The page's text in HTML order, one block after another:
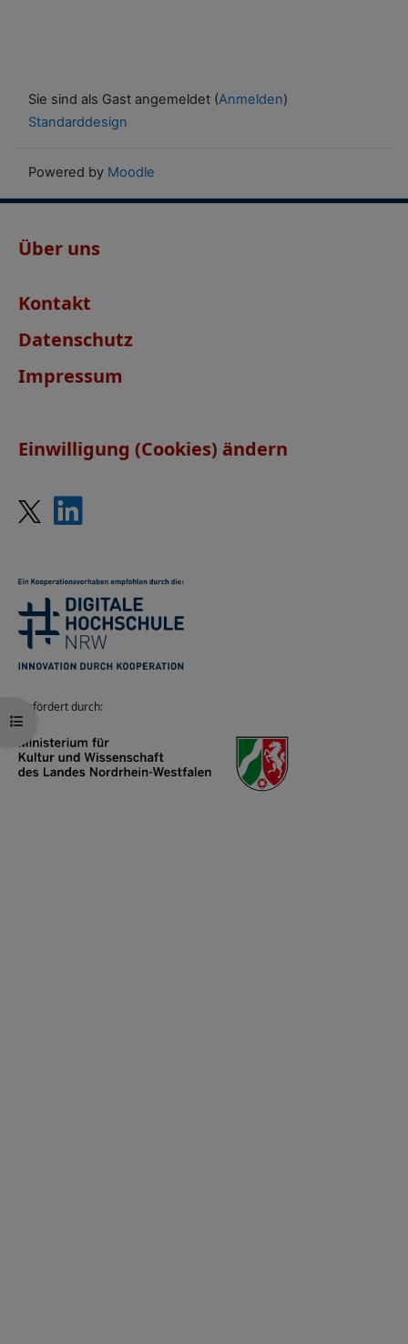
Kursindex öffnen
Sie sind als Gast angemeldet (Anmelden)
Standarddesign
Powered by Moodle
Über uns
Kontakt
Datenschutz
Impressum
Einwilligung (Cookies) ändern
Gefördert durch: